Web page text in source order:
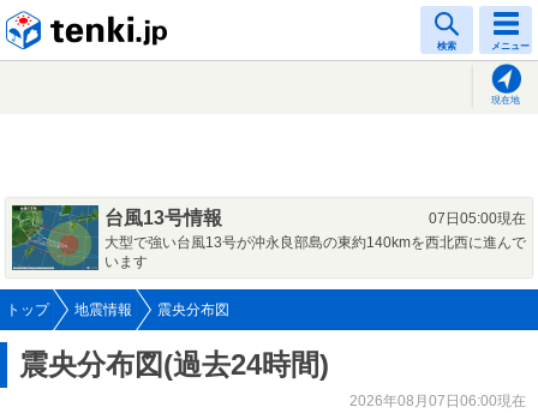
検索 メニュー
現在地
台風13号情報
07日05:00現在
大型で強い台風13号が沖永良部島の東約140kmを西北西に進んで
います
トップ 地震情報 震央分布図
震央分布図(過去24時間)
2026年08月07日06:00現在